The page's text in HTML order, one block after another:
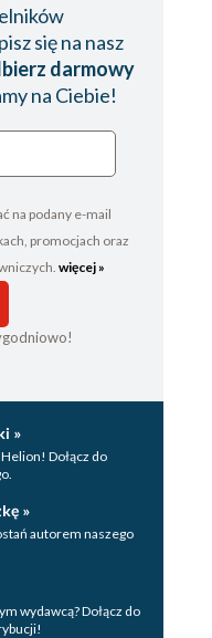
się na nasz
darmowy
na Ciebie!
na podany e-mail
promocjach oraz
więcej »
»
Dołącz do
»
autorem naszego
wydawcą? Dołącz do